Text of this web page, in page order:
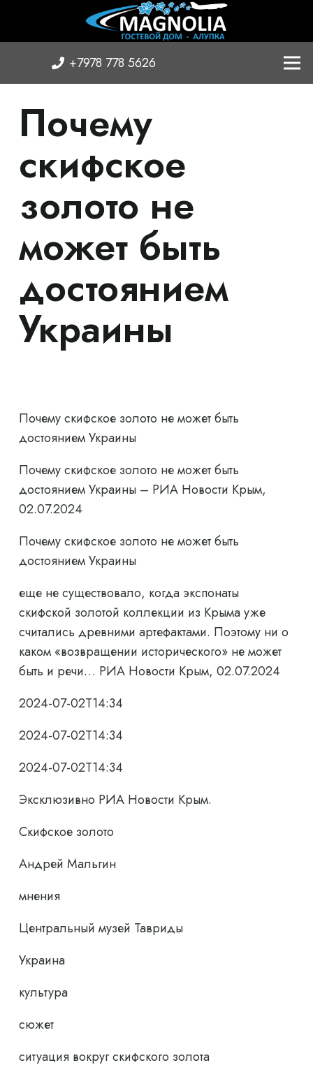
+7978 778 5626
Почему
скифское
золото не
может быть
достоянием
Украины
Почему скифское золото не может быть
достоянием Украины
Почему скифское золото не может быть
достоянием Украины – РИА Новости Крым,
02.07.2024
Почему скифское золото не может быть
достоянием Украины
еще не существовало, когда экспонаты
скифской золотой коллекции из Крыма уже
считались древними артефактами. Поэтому ни о
каком «возвращении исторического» не может
быть и речи… РИА Новости Крым, 02.07.2024
2024-07-02T14:34
2024-07-02T14:34
2024-07-02T14:34
Эксклюзивно РИА Новости Крым.
Скифское золото
Андрей Мальгин
мнения
Центральный музей Тавриды
Украина
культура
сюжет
ситуация вокруг скифского золота